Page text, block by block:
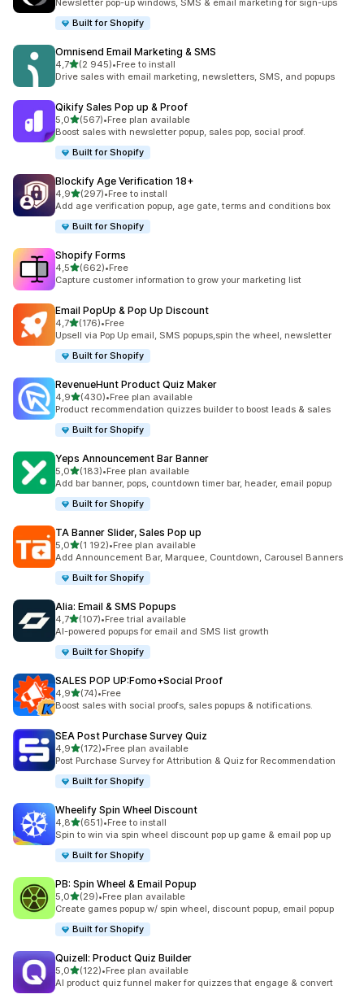
Newsletter pop-up windows, SMS & email marketing for sign-ups
Built for Shopify
Omnisend Email Marketing & SMS
4,7av 5 stjerner
(2 945)
Totalt 2945 omtaler
•Free to install
Drive sales with email marketing, newsletters, SMS, and popups
Qikify Sales Pop up & Proof
5,0av 5 stjerner
(567)
Totalt 567 omtaler
•Free plan available
Boost sales with newsletter popup, sales pop, social proof.
Built for Shopify
Blockify Age Verification 18+
4,9av 5 stjerner
(297)
Totalt 297 omtaler
•Free to install
Add age verification popup, age gate, terms and conditions box
Built for Shopify
Shopify Forms
4,5av 5 stjerner
(662)
Totalt 662 omtaler
•Free
Capture customer information to grow your marketing list
Email PopUp & Pop Up Discount
4,7av 5 stjerner
(176)
Totalt 176 omtaler
•Free
Upsell via Pop Up email, SMS popups,spin the wheel, newsletter
Built for Shopify
RevenueHunt Product Quiz Maker
4,9av 5 stjerner
(430)
Totalt 430 omtaler
•Free plan available
Product recommendation quizzes builder to boost leads & sales
Built for Shopify
Yeps Announcement Bar Banner
5,0av 5 stjerner
(183)
Totalt 183 omtaler
•Free plan available
Add bar banner, pops, countdown timer bar, header, email popup
Built for Shopify
TA Banner Slider, Sales Pop up
5,0av 5 stjerner
(1 192)
Totalt 1192 omtaler
•Free plan available
Add Announcement Bar, Marquee, Countdown, Carousel Banners
Built for Shopify
Alia: Email & SMS Popups
4,7av 5 stjerner
(107)
Totalt 107 omtaler
•Free trial available
AI-powered popups for email and SMS list growth
Built for Shopify
SALES POP UP:Fomo+Social Proof
4,9av 5 stjerner
(74)
Totalt 74 omtaler
•Free
Boost sales with social proofs, sales popups & notifications.
SEA Post Purchase Survey Quiz
4,9av 5 stjerner
(172)
Totalt 172 omtaler
•Free plan available
Post Purchase Survey for Attribution & Quiz for Recommendation
Built for Shopify
Wheelify Spin Wheel Discount
4,8av 5 stjerner
(651)
Totalt 651 omtaler
•Free to install
Spin to win via spin wheel discount pop up game & email pop up
Built for Shopify
PB: Spin Wheel & Email Popup
5,0av 5 stjerner
(29)
Totalt 29 omtaler
•Free plan available
Create games popup w/ spin wheel, discount popup, email popup
Built for Shopify
Quizell: Product Quiz Builder
5,0av 5 stjerner
(122)
Totalt 122 omtaler
•Free plan available
AI product quiz funnel maker for quizzes that engage & convert